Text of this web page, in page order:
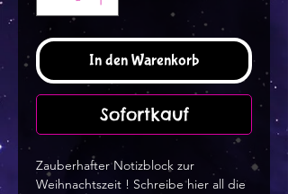
In den Warenkorb
Sofortkauf
Zauberhafter Notizblock zur
Weihnachtszeit ! Schreibe hier all die